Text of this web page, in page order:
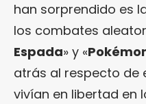
han sorprendido es
los combates
Espada» y «
atrás al respecto de
vivían en libertad en